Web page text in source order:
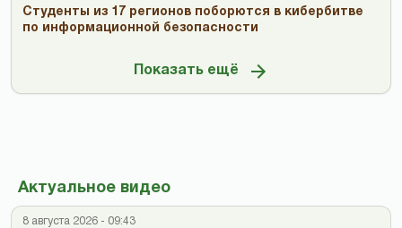
Студенты из 17 регионов поборются в кибербитве
по информационной безопасности
Показать ещё
Актуальное видео
8 августа 2026 - 09:43